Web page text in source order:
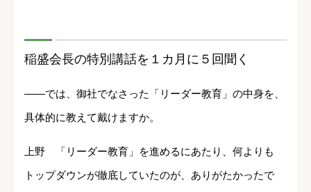
稲盛会長の特別講話を１カ月に５回聞く
――では、御社でなさった「リーダー教育」の中身を、
具体的に教えて戴けますか。
上野 「リーダー教育」を進めるにあたり、何よりも
トップダウンが徹底していたのが、ありがたかったで